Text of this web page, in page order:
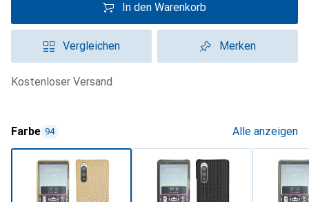
In den Warenkorb
Vergleichen Merken
kostenloser Versand
Farbe 94 Alle anzeigen